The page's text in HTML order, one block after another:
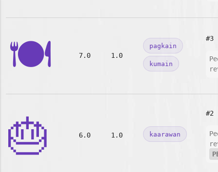
🍽️ 7.0 1.0
pagkain
kumain
#3
🎂 6.0 1.0 kaarawan
#2